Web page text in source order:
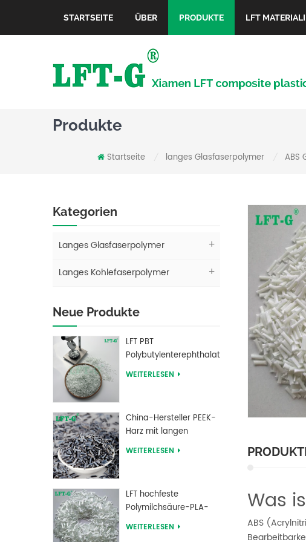
STARTSEITE ÜBER PRODUKTE LFT
Produkte
Startseite langes Glasfaserpolymer ABS
Kategorien
Langes Glasfaserpolymer
Langes Kohlefaserpolymer
Neue Produkte
LFT PBT
Polybutylenterephthalat
Langglasfasergefüllte
WEITERLESEN
China-Hersteller PEEK-
Harz mit langen
kohlenstofffaserverstärkten
WEITERLESEN
LFT hochfeste
Polymilchsäure-PLA-
Langglasfaser-
WEITERLESEN
Was
ABS